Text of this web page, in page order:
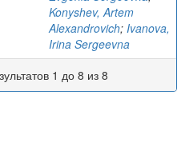
Konyshev, Artem
Alexandrovich; Ivanova,
Irina Sergeevna
1 до 8 из 8